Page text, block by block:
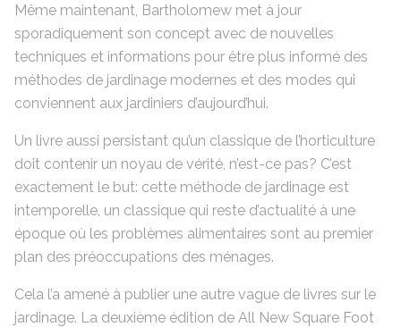
Même maintenant, Bartholomew met à jour
sporadiquement son concept avec de nouvelles
techniques et informations pour être plus informé des
méthodes de jardinage modernes et des modes qui
conviennent aux jardiniers d’aujourd’hui.
Un livre aussi persistant qu’un classique de l’horticulture
doit contenir un noyau de vérité, n’est-ce pas? C’est
exactement le but: cette méthode de jardinage est
intemporelle, un classique qui reste d’actualité à une
époque où les problèmes alimentaires sont au premier
plan des préoccupations des ménages.
Cela l’a amené à publier une autre vague de livres sur le
jardinage. La deuxième édition de All New Square Foot